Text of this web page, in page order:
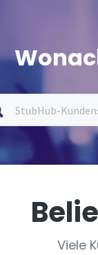
Viele